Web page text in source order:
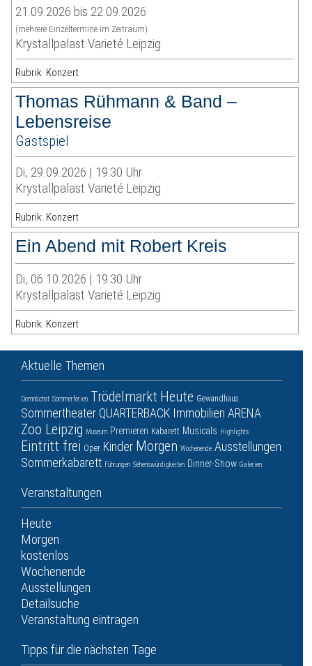
21.09.2026 bis 22.09.2026
(mehrere Einzeltermine im Zeitraum)
Krystallpalast Varieté Leipzig
Rubrik: Konzert
Thomas Rühmann & Band –
Lebensreise
Gastspiel
Di, 29.09.2026 | 19:30 Uhr
Krystallpalast Varieté Leipzig
Rubrik: Konzert
Ein Abend mit Robert Kreis
Di, 06.10.2026 | 19:30 Uhr
Krystallpalast Varieté Leipzig
Rubrik: Konzert
Aktuelle Themen
Demnächst Sommerferien Trödelmarkt Heute Gewandhaus
Sommertheater QUARTERBACK Immobilien ARENA
Zoo Leipzig Museum Premieren Kabarett Musicals Highlights
Eintritt frei Oper Kinder Morgen Wochenende Ausstellungen
Sommerkabarett Führungen Sehenswürdigkeiten Dinner-Show Galerien
Veranstaltungen
Heute
Morgen
kostenlos
Wochenende
Ausstellungen
Detailsuche
Veranstaltung eintragen
Tipps für die nächsten Tage